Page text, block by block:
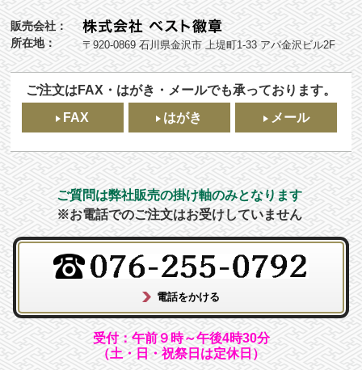
販売会社：
所在地：
〒920-0869 石川県金沢市 上堤町1-33 アパ金沢ビル2F
ご注文はFAX・はがき・メールでも承っております。
FAX
はがき メール
ご質問は弊社販売の掛け軸のみとなります
※お電話でのご注文はお受けしていません
受付：午前９時～午後4時30分
（土・日・祝祭日は定休日）